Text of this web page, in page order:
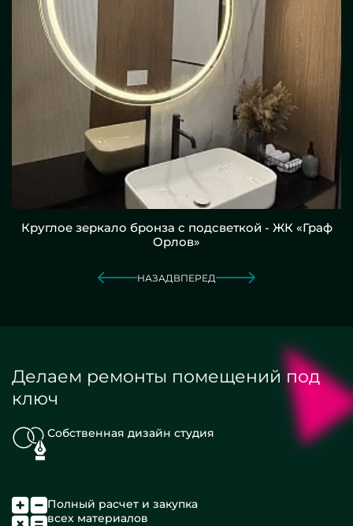
Круглое зеркало бронза с подсветкой - ЖК «Граф
Орлов»
НАЗАД ВПЕРЕД
Делаем ремонты помещений под
ключ
Собственная дизайн студия
Полный расчет и закупка
всех материалов